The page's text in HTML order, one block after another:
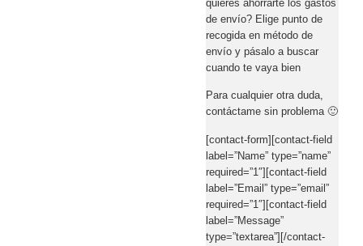
quieres ahorrarte los gastos
de envío? Elige punto de
recogida en método de
envío y pásalo a buscar
cuando te vaya bien
Para cualquier otra duda,
contáctame sin problema 🙂
[contact-form][contact-field
label=”Name” type=”name”
required=”1″][contact-field
label=”Email” type=”email”
required=”1″][contact-field
label=”Message”
type=”textarea”][/contact-